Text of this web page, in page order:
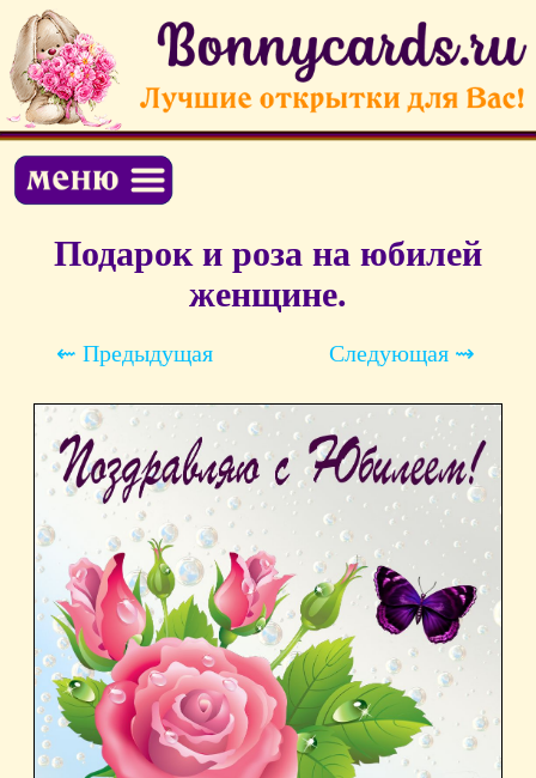
Подарок и роза на юбилей
женщине.
⇜ Предыдущая Следующая ⇝